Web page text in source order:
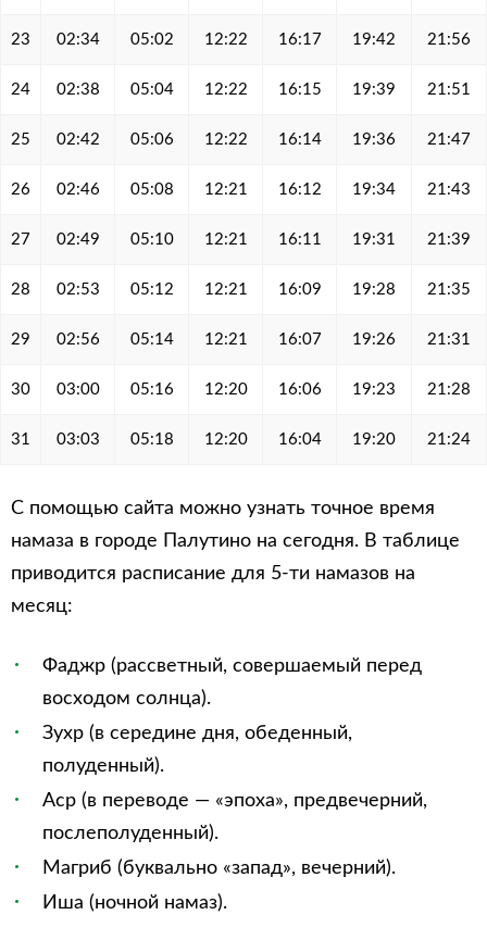
23 02:34 05:02 12:22 16:17 19:42 21:56
24 02:38 05:04 12:22 16:15 19:39 21:51
25 02:42 05:06 12:22 16:14 19:36 21:47
26 02:46 05:08 12:21 16:12 19:34 21:43
27 02:49 05:10 12:21 16:11 19:31 21:39
28 02:53 05:12 12:21 16:09 19:28 21:35
29 02:56 05:14 12:21 16:07 19:26 21:31
30 03:00 05:16 12:20 16:06 19:23 21:28
31 03:03 05:18 12:20 16:04 19:20 21:24
С помощью сайта можно узнать точное время
намаза в городе Палутино на сегодня. В таблице
приводится расписание для 5-ти намазов на
месяц:
Фаджр (рассветный, совершаемый перед
восходом солнца).
Зухр (в середине дня, обеденный,
полуденный).
Аср (в переводе — «эпоха», предвечерний,
послеполуденный).
Магриб (буквально «запад», вечерний).
Иша (ночной намаз).